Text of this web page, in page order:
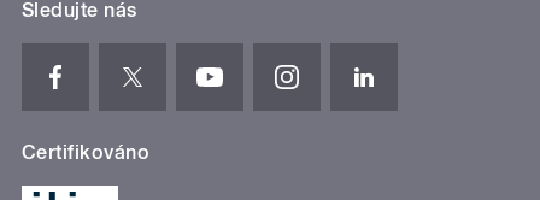
Sledujte nás
Certifikováno